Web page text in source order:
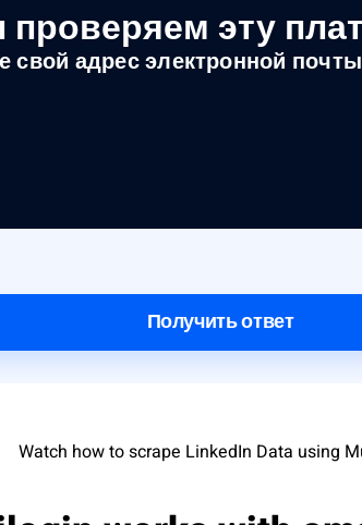
эту
свой адрес электронной
Получить ответ
Watch how to scrape LinkedIn Data using